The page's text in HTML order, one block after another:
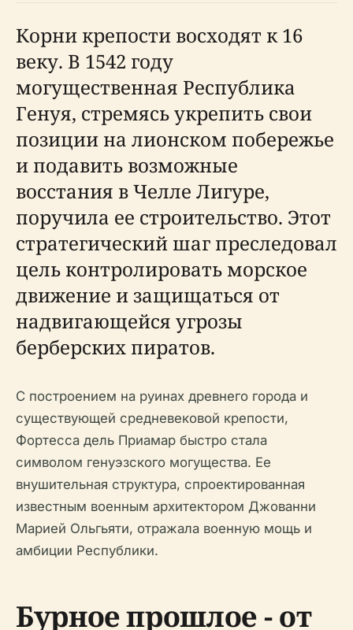
Корни крепости восходят к 16
веку. В 1542 году
могущественная Республика
Генуя, стремясь укрепить свои
позиции на лионском побережье
и подавить возможные
восстания в Челле Лигуре,
поручила ее строительство. Этот
стратегический шаг преследовал
цель контролировать морское
движение и защищаться от
надвигающейся угрозы
берберских пиратов.
С построением на руинах древнего города и
существующей средневековой крепости,
Фортесса дель Приамар быстро стала
символом генуэзского могущества. Ее
внушительная структура, спроектированная
известным военным архитектором Джованни
Марией Ольгьяти, отражала военную мощь и
амбиции Республики.
Бурное прошлое - от